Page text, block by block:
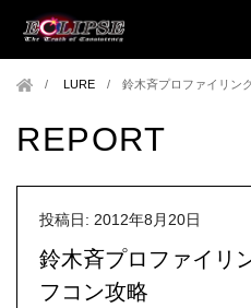
LURE /鈴木斉プロファイリン
REPORT
投稿日: 2012年8月20日
鈴木斉プロファイリ
フコン攻略